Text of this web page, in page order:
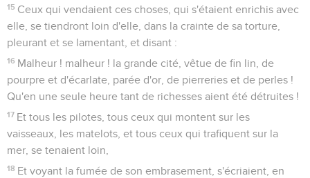
15 Ceux qui vendaient ces choses, qui s'étaient enrichis avec
elle, se tiendront loin d'elle, dans la crainte de sa torture,
pleurant et se lamentant, et disant :
16 Malheur ! malheur ! la grande cité, vêtue de fin lin, de
pourpre et d'écarlate, parée d'or, de pierreries et de perles !
Qu'en une seule heure tant de richesses aient été détruites !
17 Et tous les pilotes, tous ceux qui montent sur les
vaisseaux, les matelots, et tous ceux qui trafiquent sur la
mer, se tenaient loin,
18 Et voyant la fumée de son embrasement, s'écriaient, en